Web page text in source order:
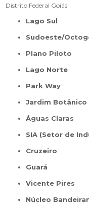
Distrito Federal Goiás
Lago Sul
Sudoeste/
Plano Piloto
Lago Norte
Park Way
Jardim Botânico
Águas Claras
SIA (Setor de
Cruzeiro
Guará
Vicente Pires
Núcleo